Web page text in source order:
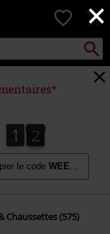
×
0
1
1 0
1
0
2
1
le code WEEKEND
Chaussettes (575)